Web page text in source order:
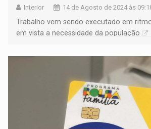
Interior 14 de Agosto de 2024 às
Trabalho vem sendo executado em
em vista a necessidade da população